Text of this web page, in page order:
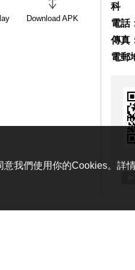
Download APK
科
電話
傳真
電郵
我們使用你的Cookies。詳